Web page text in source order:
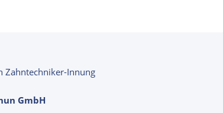
Zahntechniker-Innung
GmbH